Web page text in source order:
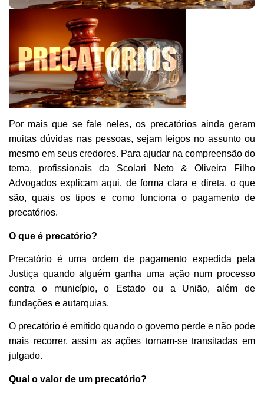
Por mais que se fale neles, os precatórios ainda geram
muitas dúvidas nas pessoas, sejam leigos no assunto ou
mesmo em seus credores. Para ajudar na compreensão do
tema, profissionais da Scolari Neto & Oliveira Filho
Advogados explicam aqui, de forma clara e direta, o que
são, quais os tipos e como funciona o pagamento de
precatórios.
O que é precatório?
Precatório é uma ordem de pagamento expedida pela
Justiça quando alguém ganha uma ação num processo
contra o município, o Estado ou a União, além de
fundações e autarquias.
O precatório é emitido quando o governo perde e não pode
mais recorrer, assim as ações tornam-se transitadas em
julgado.
Qual o valor de um precatório?